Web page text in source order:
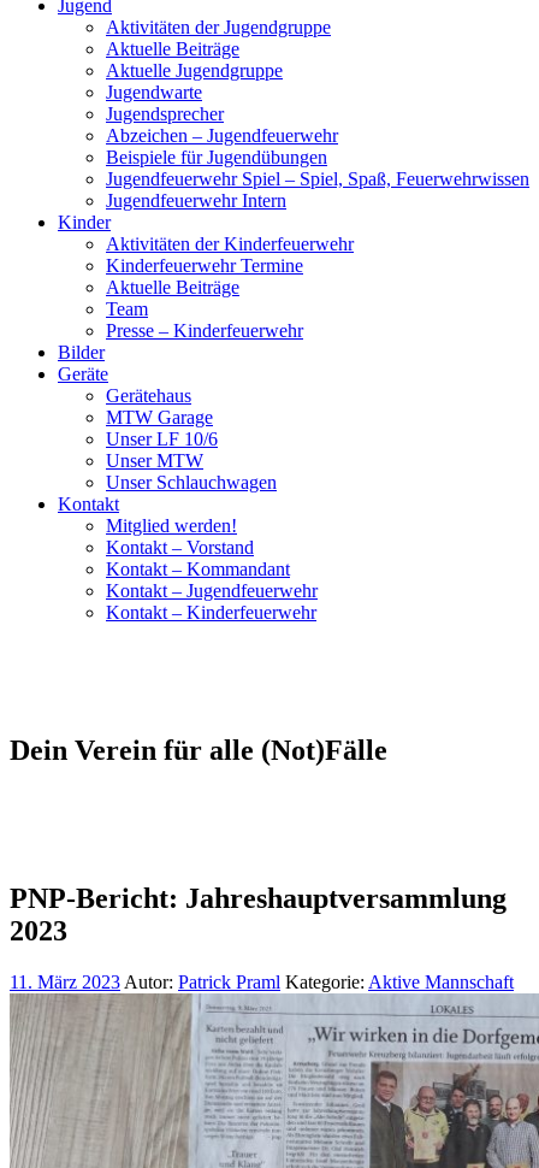
Jugend
Aktivitäten der Jugendgruppe
Aktuelle Beiträge
Aktuelle Jugendgruppe
Jugendwarte
Jugendsprecher
Abzeichen – Jugendfeuerwehr
Beispiele für Jugendübungen
Jugendfeuerwehr Spiel – Spiel, Spaß, Feuerwehrwissen
Jugendfeuerwehr Intern
Kinder
Aktivitäten der Kinderfeuerwehr
Kinderfeuerwehr Termine
Aktuelle Beiträge
Team
Presse – Kinderfeuerwehr
Bilder
Geräte
Gerätehaus
MTW Garage
Unser LF 10/6
Unser MTW
Unser Schlauchwagen
Kontakt
Mitglied werden!
Kontakt – Vorstand
Kontakt – Kommandant
Kontakt – Jugendfeuerwehr
Kontakt – Kinderfeuerwehr
Dein Verein für alle (Not)Fälle
PNP-Bericht: Jahreshauptversammlung
2023
11. März 2023 Autor: Patrick Praml Kategorie: Aktive Mannschaft